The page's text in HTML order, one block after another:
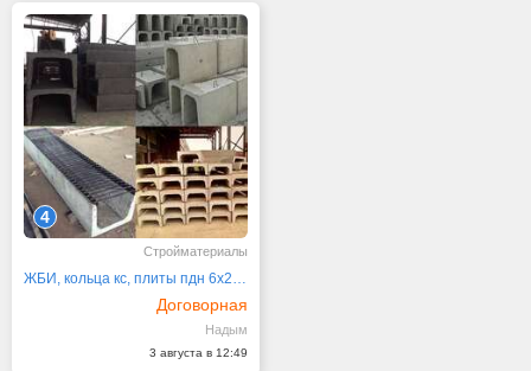
4
Стройматериалы
ЖБИ, кольца кс, плиты пдн 6х2, 1п, 2п, бордюры бр
Договорная
Надым
3 августа в 12:49